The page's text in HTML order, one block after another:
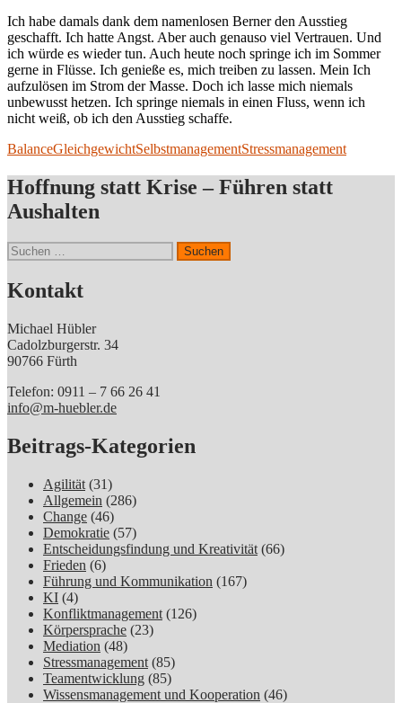
Ich habe damals dank dem namenlosen Berner den Ausstieg
geschafft. Ich hatte Angst. Aber auch genauso viel Vertrauen. Und
ich würde es wieder tun. Auch heute noch springe ich im Sommer
gerne in Flüsse. Ich genieße es, mich treiben zu lassen. Mein Ich
aufzulösen im Strom der Masse. Doch ich lasse mich niemals
unbewusst hetzen. Ich springe niemals in einen Fluss, wenn ich
nicht weiß, ob ich den Ausstieg schaffe.
BalanceGleichgewichtSelbstmanagementStressmanagement
Hoffnung statt Krise – Führen statt
Aushalten
Suchen
nach:
Kontakt
Michael Hübler
Cadolzburgerstr. 34
90766 Fürth
Telefon: 0911 – 7 66 26 41
info@m-huebler.de
Beitrags-Kategorien
Agilität (31)
Allgemein (286)
Change (46)
Demokratie (57)
Entscheidungsfindung und Kreativität (66)
Frieden (6)
Führung und Kommunikation (167)
KI (4)
Konfliktmanagement (126)
Körpersprache (23)
Mediation (48)
Stressmanagement (85)
Teamentwicklung (85)
Wissensmanagement und Kooperation (46)